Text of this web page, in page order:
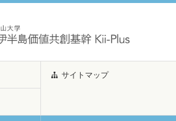
サイトマップ